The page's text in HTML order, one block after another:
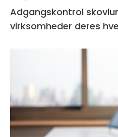
Adgangskontrol
virksomheder deres